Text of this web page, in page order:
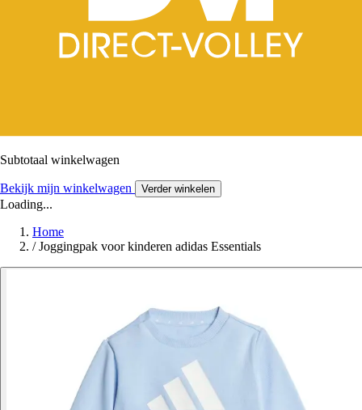
Subtotaal winkelwagen
Bekijk mijn winkelwagen Verder winkelen
Loading...
Home
/ Joggingpak voor kinderen adidas Essentials